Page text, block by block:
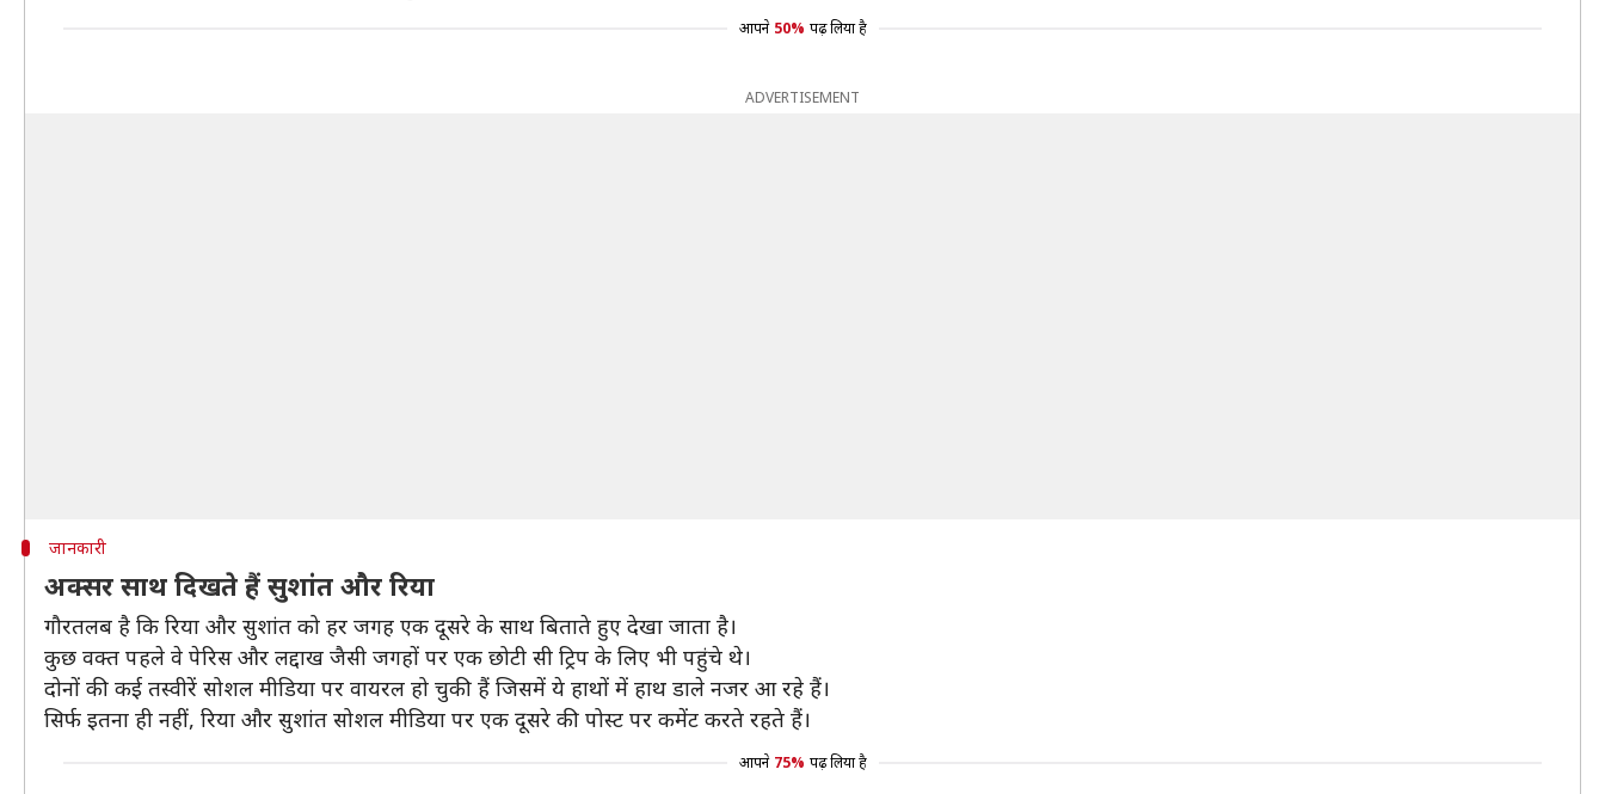
आपने 50% पढ़ लिया है
ADVERTISEMENT
जानकारी
अक्सर साथ दिखते हैं सुशांत और रिया
गौरतलब है कि रिया और सुशांत को हर जगह एक दूसरे के साथ बिताते हुए देखा जाता है।
कुछ वक्त पहले वे पेरिस और लद्दाख जैसी जगहों पर एक छोटी सी ट्रिप के लिए भी पहुंचे थे।
दोनों की कई तस्वीरें सोशल मीडिया पर वायरल हो चुकी हैं जिसमें ये हाथों में हाथ डाले नजर आ रहे हैं।
सिर्फ इतना ही नहीं, रिया और सुशांत सोशल मीडिया पर एक दूसरे की पोस्ट पर कमेंट करते रहते हैं।
आपने 75% पढ़ लिया है